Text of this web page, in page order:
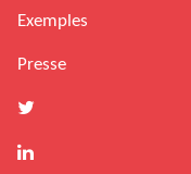
Exemples
Presse